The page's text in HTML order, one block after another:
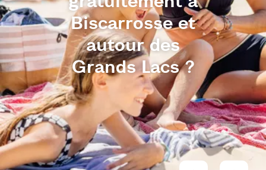
Biscarrosse et
autour des
Grands Lacs ?